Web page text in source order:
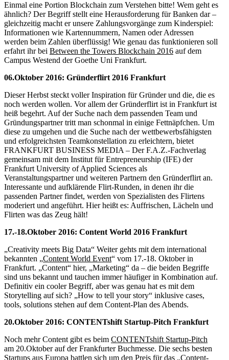
Einmal eine Portion Blockchain zum Verstehen bitte! Wem geht es
ähnlich? Der Begriff stellt eine Herausforderung für Banken dar –
gleichzeitig macht er unsere Zahlungsvorgänge zum Kinderspiel:
Informationen wie Kartennummern, Namen oder Adressen
werden beim Zahlen überflüssig! Wie genau das funktionieren soll
erfahrt ihr bei Between the Towers Blockchain 2016 auf dem
Campus Westend der Goethe Uni Frankfurt.
06.Oktober 2016: Gründerflirt 2016 Frankfurt
Dieser Herbst steckt voller Inspiration für Gründer und die, die es
noch werden wollen. Vor allem derGründerflirtist in Frankfurt ist
heiß begehrt. Auf der Suche nach dem passenden Team und
Gründungspartner tritt man schonmal in einige Fettnäpfchen. Um
diese zu umgehen und die Suche nach der wettbewerbsfähigsten
und erfolgreichsten Teamkonstellation zu erleichtern, bietet
FRANKFURT BUSINESS MEDIA – Der F.A.Z.-Fachverlag
gemeinsam mit dem Institut für Entrepreneurship (IFE) der
Frankfurt University of Applied Sciences als
Veranstaltungspartner und weiteren Partnern den Gründerflirt an.
Interessante und aufklärende Flirt-Runden, in denen ihr die
passenden Partner findet, werden von Spezialisten des Flirtens
moderiert und angeführt. Hier heißt es: Auffrischen, Lächeln und
Flirten was das Zeug hält!
17.-18.Oktober 2016: Content World 2016 Frankfurt
„Creativity meets Big Data“ Weiter gehts mit dem international
bekannten „Content World Event“ vom 17.-18. Oktober in
Frankfurt. „Content“ hier, „Marketing“ da – die beiden Begriffe
sind uns bekannt und tauchen immer häufiger in Kombination auf.
Definitiv ein cooler Begriff, aber was genau hat es mit dem
Storytelling auf sich? „How to tell your story“ inklusive cases,
tools, solutions stehen auf dem Content-Plan des Abends.
20.Oktober 2016: CONTENTshift Startup-Pitch Frankfurt
Noch mehr Content gibt es beim CONTENTshift Startup-Pitch
am 20.Oktober auf der Frankfurter Buchmesse. Die sechs besten
Startups aus Europa battlen sich um den Preis für das „Content-